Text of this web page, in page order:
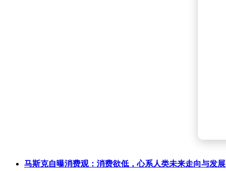
马斯克自曝消费观：消费欲低，心系人类未来走向与发展